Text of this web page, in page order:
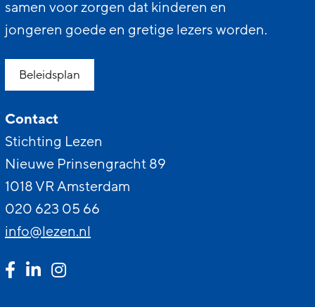
samen voor zorgen dat kinderen en
jongeren goede en gretige lezers worden.
Beleidsplan
Contact
Stichting Lezen
Nieuwe Prinsengracht 89
1018 VR Amsterdam
020 623 05 66
info@lezen.nl